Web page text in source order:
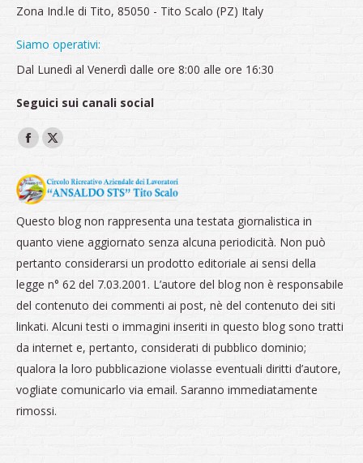
Zona Ind.le di Tito, 85050 - Tito Scalo (PZ) Italy
Siamo operativi:
Dal Lunedì al Venerdì dalle ore 8:00 alle ore 16:30
Seguici sui canali social
Ci puoi trovare su:
Facebook
opens
X
opens
Questo blog non rappresenta una testata giornalistica in
quanto viene aggiornato senza alcuna periodicità. Non può
pertanto considerarsi un prodotto editoriale ai sensi della
legge n° 62 del 7.03.2001. L’autore del blog non è responsabile
del contenuto dei commenti ai post, nè del contenuto dei siti
linkati. Alcuni testi o immagini inseriti in questo blog sono tratti
da internet e, pertanto, considerati di pubblico dominio;
qualora la loro pubblicazione violasse eventuali diritti d’autore,
vogliate comunicarlo via email. Saranno immediatamente
rimossi.